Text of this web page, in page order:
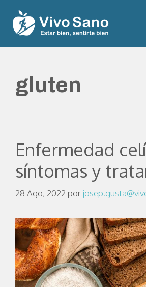
gluten
Enfermedad
síntomas y
28 Ago, 2022 por